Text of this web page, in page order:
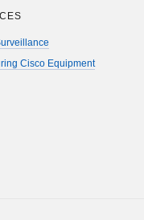
Cisco Equipment